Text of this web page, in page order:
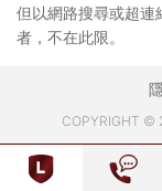
但以網路搜尋或超連
者，不在此限。
COPYRIGHT ©